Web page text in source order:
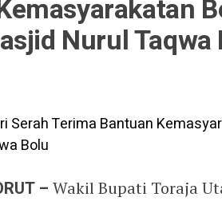
Nurul Taqwa
– Wakil Bupati Toraja